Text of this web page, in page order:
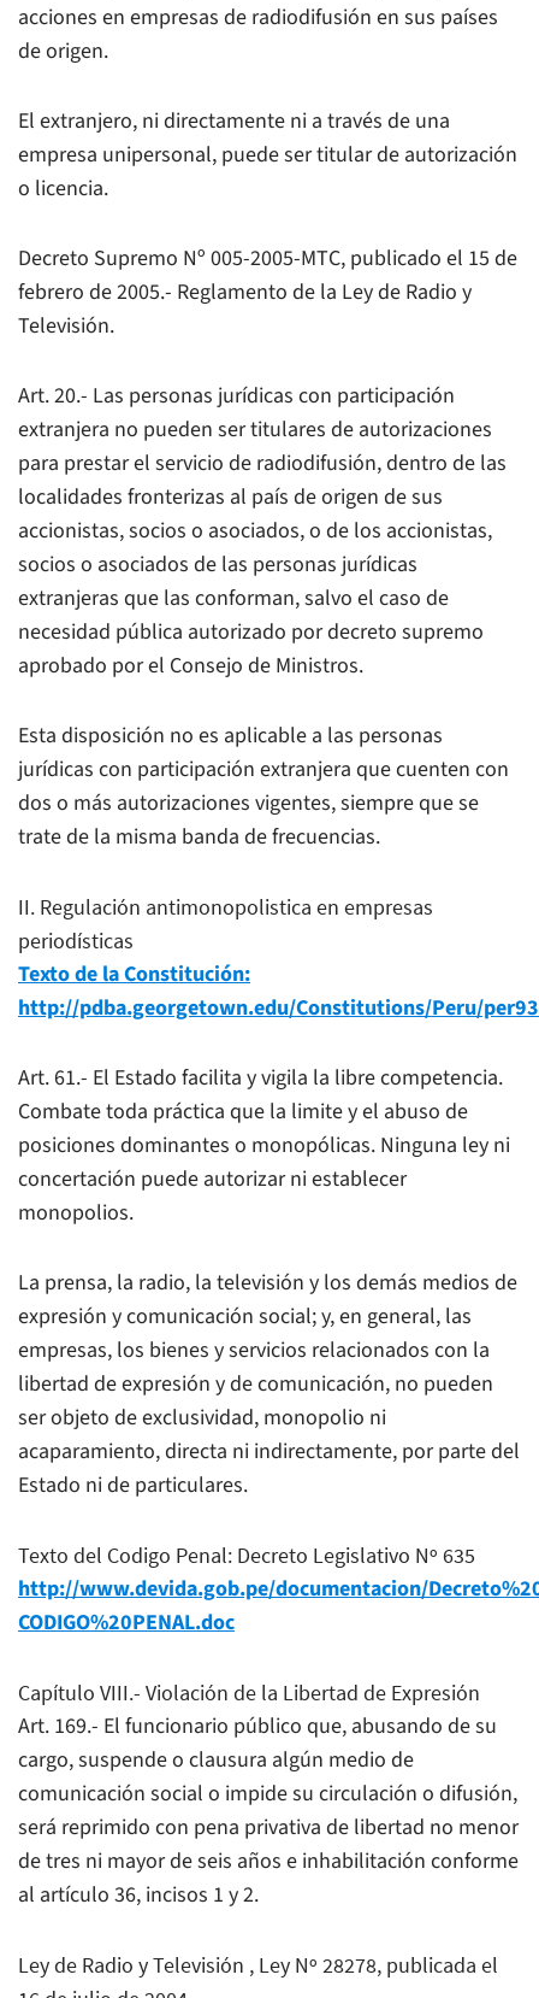
acciones en empresas de radiodifusión en sus países
de origen.
El extranjero, ni directamente ni a través de una
empresa unipersonal, puede ser titular de autorización
o licencia.
Decreto Supremo Nº 005-2005-MTC, publicado el 15 de
febrero de 2005.- Reglamento de la Ley de Radio y
Televisión.
Art. 20.- Las personas jurídicas con participación
extranjera no pueden ser titulares de autorizaciones
para prestar el servicio de radiodifusión, dentro de las
localidades fronterizas al país de origen de sus
accionistas, socios o asociados, o de los accionistas,
socios o asociados de las personas jurídicas
extranjeras que las conforman, salvo el caso de
necesidad pública autorizado por decreto supremo
aprobado por el Consejo de Ministros.
Esta disposición no es aplicable a las personas
jurídicas con participación extranjera que cuenten con
dos o más autorizaciones vigentes, siempre que se
trate de la misma banda de frecuencias.
II. Regulación antimonopolistica en empresas
periodísticas
Texto de la Constitución:
http://pdba.georgetown.edu/Constitutions/Peru/
Art. 61.- El Estado facilita y vigila la libre competencia.
Combate toda práctica que la limite y el abuso de
posiciones dominantes o monopólicas. Ninguna ley ni
concertación puede autorizar ni establecer
monopolios.
La prensa, la radio, la televisión y los demás medios de
expresión y comunicación social; y, en general, las
empresas, los bienes y servicios relacionados con la
libertad de expresión y de comunicación, no pueden
ser objeto de exclusividad, monopolio ni
acaparamiento, directa ni indirectamente, por parte del
Estado ni de particulares.
Texto del Codigo Penal: Decreto Legislativo Nº 635
http://www.devida.gob.pe/documentacion/
CODIGO%20PENAL.doc
Capítulo VIII.- Violación de la Libertad de Expresión
Art. 169.- El funcionario público que, abusando de su
cargo, suspende o clausura algún medio de
comunicación social o impide su circulación o difusión,
será reprimido con pena privativa de libertad no menor
de tres ni mayor de seis años e inhabilitación conforme
al artículo 36, incisos 1 y 2.
Ley de Radio y Televisión , Ley Nº 28278, publicada el